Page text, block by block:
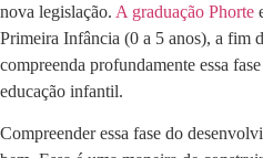
nova legislação. A graduação Phorte
Primeira Infância (0 a 5 anos), a fim
compreenda profundamente essa
educação infantil.
Compreender essa fase do